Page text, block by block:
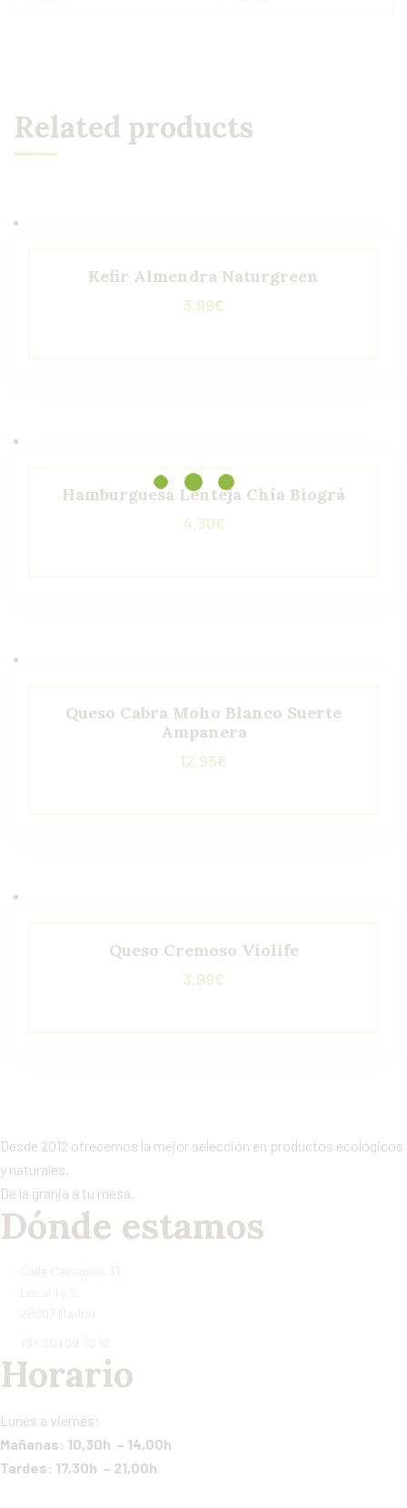
Related products
Kefir Almendra Naturgreen
3,99€
Hamburguesa Lenteja Chía Biográ
4,30€
Queso Cabra Moho Blanco Suerte
Ampanera
12,95€
Queso Cremoso Violife
3,99€
Desde 2012 ofrecemos la mejor selección en productos ecológicos
y naturales.
De la granja a tu mesa.
Dónde estamos
Horario
Lunes a viernes:
Mañanas: 10,30h – 14,00h
Tardes: 17,30h – 21,00h